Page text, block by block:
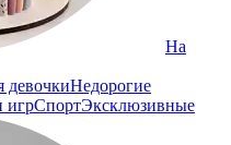
На
девочкиНедорогие
игрСпортЭксклюзивные